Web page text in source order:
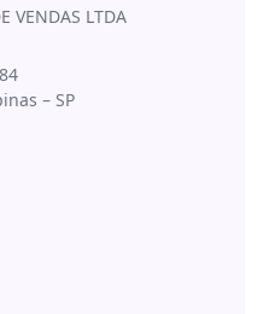
VENDAS LTDA
– SP